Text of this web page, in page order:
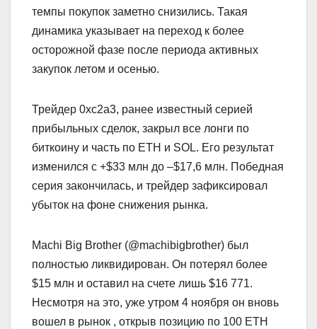
темпы покупок заметно снизились. Такая
динамика указывает на переход к более
осторожной фазе после периода активных
закупок летом и осенью.
Трейдер 0xc2a3, ранее известный серией
прибыльных сделок, закрыл все лонги по
биткоину и часть по ETH и SOL. Его результат
изменился с +$33 млн до –$17,6 млн. Победная
серия закончилась, и трейдер зафиксировал
убыток на фоне снижения рынка.
Machi Big Brother (@machibigbrother) был
полностью ликвидирован. Он потерял более
$15 млн и оставил на счете лишь $16 771.
Несмотря на это, уже утром 4 ноября он вновь
вошел в рынок , открыв позицию по 100 ETH